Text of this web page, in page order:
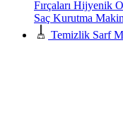
Fırçaları Hijyenik
Saç Kurutma
Temizlik Sarf